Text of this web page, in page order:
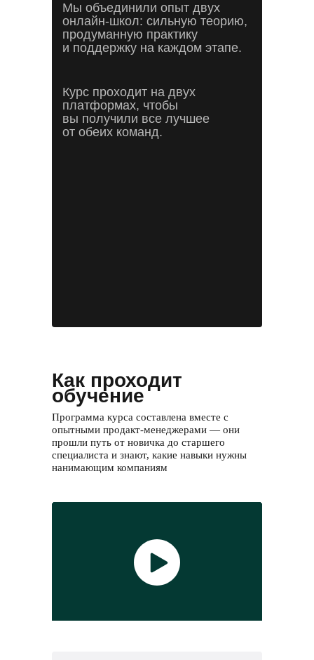
Мы объединили опыт двух
онлайн-школ: сильную теорию,
продуманную практику
и поддержку на каждом этапе.
Курс проходит на двух
платформах, чтобы
вы получили все лучшее
от обеих команд.
Как проходит
обучение
Программа курса составлена вместе с
опытными продакт-менеджерами — они
прошли путь от новичка до старшего
специалиста и знают, какие навыки нужны
нанимающим компаниям